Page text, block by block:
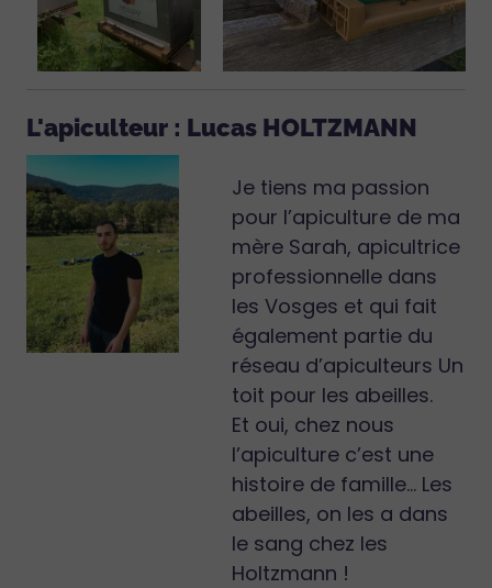
L'apiculteur : Lucas HOLTZMANN
Je tiens ma passion
pour l’apiculture de ma
mère Sarah, apicultrice
professionnelle dans
les Vosges et qui fait
également partie du
réseau d’apiculteurs Un
toit pour les abeilles.
Et oui, chez nous
l’apiculture c’est une
histoire de famille… Les
abeilles, on les a dans
le sang chez les
Holtzmann !